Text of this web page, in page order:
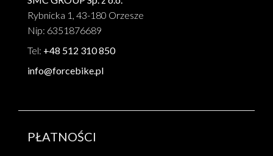
Rybnicka 1, 43-180 Orzesze
Nip: 6351876689
Tel: +48 512 310 850
info@forcebike.pl
PŁATNOŚCI